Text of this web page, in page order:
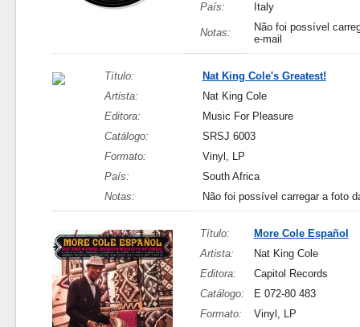
País:
Italy
Notas:
Não foi possível
e-mail
Título:
Nat King Cole's Greatest!
Artista:
Nat King Cole
Editora:
Music For Pleasure
Catálogo:
SRSJ 6003
Formato:
Vinyl, LP
País:
South Africa
Notas:
Não foi possível carregar a foto
Título:
More Cole Español
Artista:
Nat King Cole
Editora:
Capitol Records
Catálogo:
E 072-80 483
Formato:
Vinyl, LP